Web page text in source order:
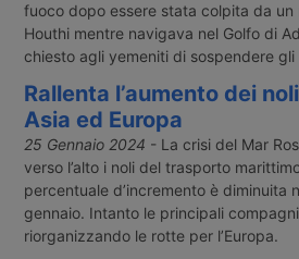
fuoco dopo essere stata colpita da un
Houthi mentre navigava nel Golfo di
chiesto agli yemeniti di sospendere
Rallenta l’aumento dei
Asia ed Europa
25 Gennaio 2024 - La crisi del Mar
verso l’alto i noli del trasporto
percentuale d’incremento è diminuita
gennaio. Intanto le principali
riorganizzando le rotte per l’Europa.